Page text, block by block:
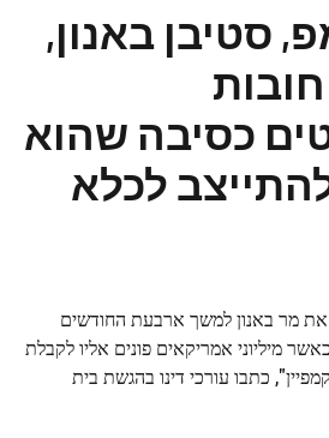
סטיבן באנון,
כסיבה שהוא
לכלא
מר באנון למשך ארבעת החודשים
מיליוני אמריקאים פונים אליו לקבלת
כתבו עורכי דינו בהגשת בית